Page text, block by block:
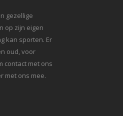
gezellige
op zijn eigen
kan sporten. Er
oud, voor
contact met ons
met ons mee.